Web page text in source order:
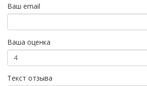
Ваш email
Ваша оценка
Текст отзыва